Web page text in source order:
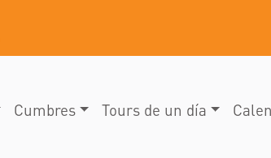
Cumbres Tours de un día